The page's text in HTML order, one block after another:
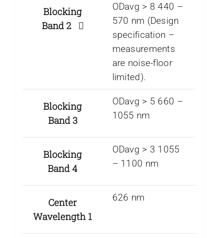
Blocking
Band 2
ODavg > 8 440 –
570 nm (Design
specification –
measurements
are noise-floor
limited).
Blocking
Band 3
ODavg > 5 660 –
1055 nm
Blocking
Band 4
ODavg > 3 1055
– 1100 nm
Center
Wavelength 1
626 nm